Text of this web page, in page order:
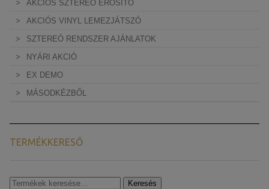
AKCIÓS SZTEREÓ ERŐSÍTŐ
AKCIÓS VINYL LEMEZJÁTSZÓ
SZTEREÓ RENDSZER AJÁNLATOK
NYÁRI AKCIÓ
EX DEMO
MÁSODKÉZBŐL
TERMÉKKERESŐ
Keresés
Keresés